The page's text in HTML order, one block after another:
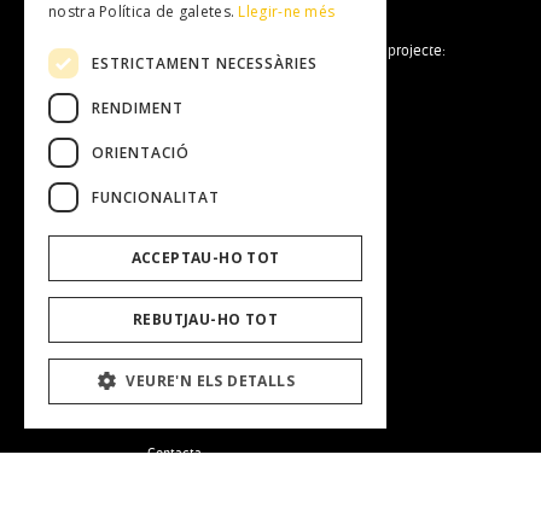
La Fundació Mallorca Literària forma part del projecte:
Fundació Mallorca Literària
Entitat
Equip Humà
Transparència
Treballa amb nosaltres
Perfil del contractant
Contacta
nostra Política de galetes.Llegir-ne més
ESTRICTAMENT NECESSÀRIES
RENDIMENT
ORIENTACIÓ
FUNCIONALITAT
ACCEPTAU-HO TOT
REBUTJAU-HO TOT
VEURE'N ELS DETALLS